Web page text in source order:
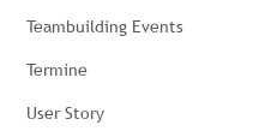
Teambuilding Events
Termine
User Story